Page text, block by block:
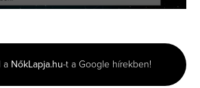
a NőkLapja.hu-t a Google hírekben!